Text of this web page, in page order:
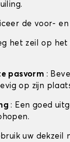
de voor-
het zeil op
pasvorm :
op zijn
: Een goed
uw dekzeil